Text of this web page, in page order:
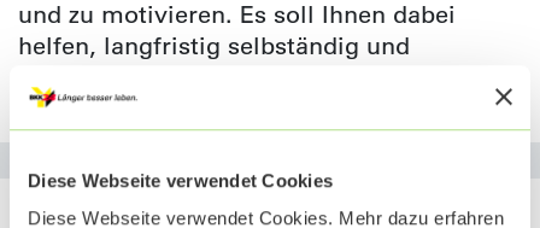
Diese Webseite verwendet Cookies
Diese Webseite verwendet Cookies. Mehr dazu erfahren
und zu motivieren. Es soll Ihnen dabei
helfen, langfristig selbständig und
durchzuführen.